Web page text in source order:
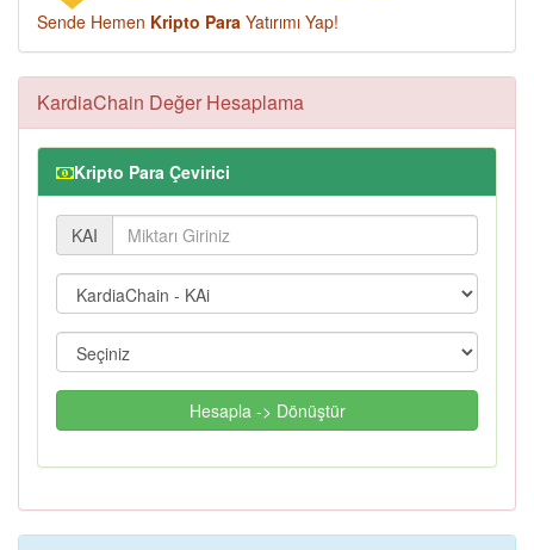
Sende Hemen Kripto Para Yatırımı Yap!
KardiaChain Değer Hesaplama
Kripto Para Çevirici
KAI
Hesapla -> Dönüştür